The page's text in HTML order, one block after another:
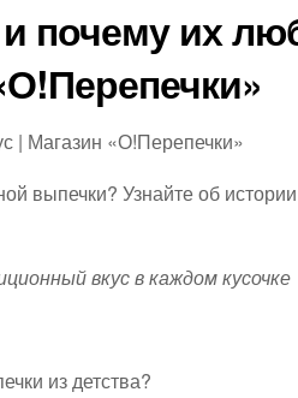
почему их
| Магазин «О!Перепечки»
выпечки? Узнайте об
вкус в каждом кусочке
из детства?